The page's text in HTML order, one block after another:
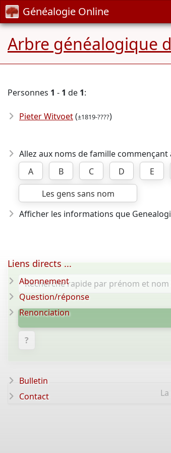
Généalogie Online
Arbre généalogique
Personnes 1 - 1 de 1:
Pieter Witvoet(±1819-????)
Allez aux noms de famille commençant
A
B C D E
Les gens sans nom
Afficher les informations que
?
Liens directs ...
Abonnement
Question/réponse
Renonciation
Bulletin
Contact